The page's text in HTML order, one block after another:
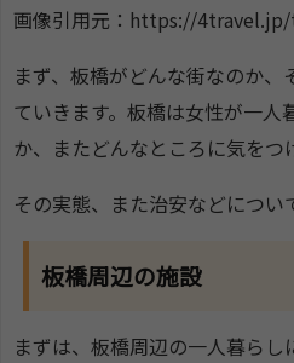
画像引用元：https://
まず、板橋がどんな街なのか
ていきます。板橋は女性が一人
か、またどんなところに気をつ
その実態、また治安などについ
板橋周辺の施設
まずは、板橋周辺の一人暮ら